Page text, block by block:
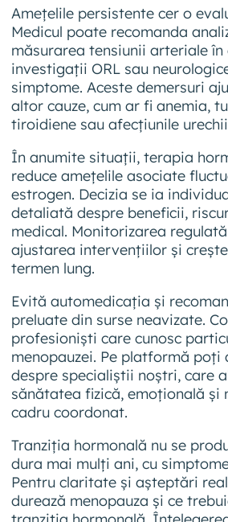
Amețelile persistente cer o
Medicul poate recomanda
măsurarea tensiunii arteriale
investigații ORL sau
simptome. Aceste demersuri
altor cauze, cum ar fi anemia,
tiroidiene sau afecțiunile
În anumite situații, terapia
reduce amețelile asociate
estrogen. Decizia se ia
detaliată despre beneficii,
medical. Monitorizarea
ajustarea intervențiilor și
termen lung.
Evită automedicația și
preluate din surse neavizate.
profesioniști care cunosc
menopauzei. Pe platformă poți
despre specialiștii noștri, care
sănătatea fizică, emoțională și
cadru coordonat.
Tranziția hormonală nu se
dura mai mulți ani, cu
Pentru claritate și așteptări
durează menopauza și ce